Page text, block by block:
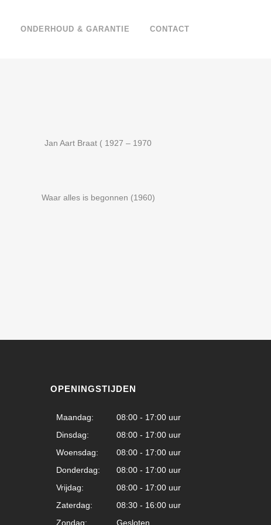
ONDERHOUD & GARANTIE CONTACT
Jan Aart Braat ( 1927 – 1970
Waar alles is begonnen (1960)
OPENINGSTIJDEN
Maandag:
08:00 - 17:00 uur
Dinsdag:
08:00 - 17:00 uur
Woensdag:
08:00 - 17:00 uur
Donderdag:
08:00 - 17:00 uur
Vrijdag:
08:00 - 17:00 uur
Zaterdag:
08:30 - 16:00 uur
Zondag:
Gesloten